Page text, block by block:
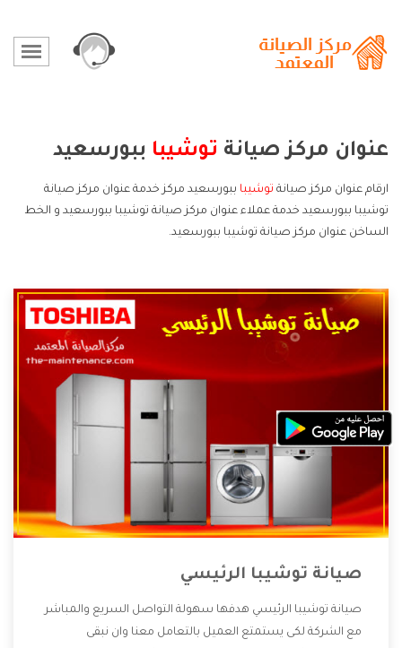
عنوان مركز صيانة توشيبا ببورسعيد
ارقام عنوان مركز صيانة توشيبا ببورسعيد مركز خدمة عنوان مركز صيانة
توشيبا ببورسعيد خدمة عملاء عنوان مركز صيانة توشيبا ببورسعيد و الخط
الساخن عنوان مركز صيانة توشيبا ببورسعيد.
صيانة توشيبا الرئيسي
صيانة توشيبا الرئيسي هدفها سهولة التواصل السريع والمباشر
مع الشركة لكى يستمتع العميل بالتعامل معنا وان نبقى